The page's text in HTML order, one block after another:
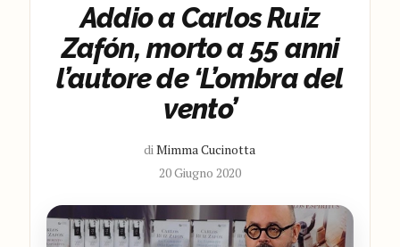
Addio a Carlos Ruiz
Zafón, morto a 55 anni
l’autore de ‘L’ombra del
vento’
diMimma Cucinotta
20 Giugno 2020